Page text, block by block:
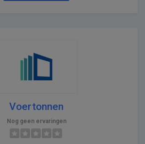
Voertonnen
Nog geen ervaringen